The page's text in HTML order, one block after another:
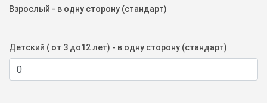
Взрослый - в одну сторону (стандарт)
Детский ( от 3 до12 лет) - в одну сторону (стандарт)